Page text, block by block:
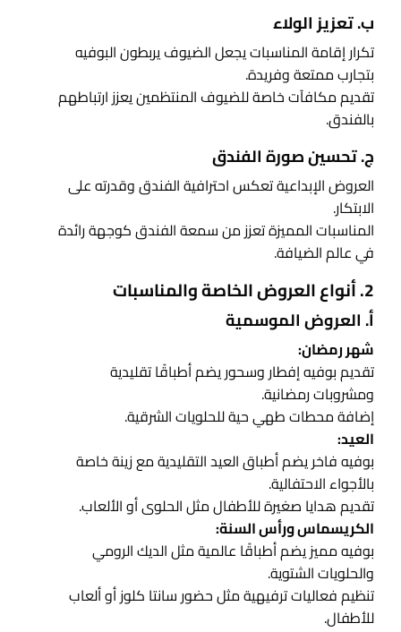
ب. تعزيز الولاء
تكرار إقامة المناسبات يجعل الضيوف يربطون البوفيه
بتجارب ممتعة وفريدة.
تقديم مكافآت خاصة للضيوف المنتظمين يعزز ارتباطهم
بالفندق.
ج. تحسين صورة الفندق
العروض الإبداعية تعكس احترافية الفندق وقدرته على
الابتكار.
المناسبات المميزة تعزز من سمعة الفندق كوجهة رائدة
في عالم الضيافة.
2. أنواع العروض الخاصة والمناسبات
أ. العروض الموسمية
شهر رمضان:
تقديم بوفيه إفطار وسحور يضم أطباقًا تقليدية
ومشروبات رمضانية.
إضافة محطات طهي حية للحلويات الشرقية.
العيد:
بوفيه فاخر يضم أطباق العيد التقليدية مع زينة خاصة
بالأجواء الاحتفالية.
تقديم هدايا صغيرة للأطفال مثل الحلوى أو الألعاب.
الكريسماس ورأس السنة:
بوفيه مميز يضم أطباقًا عالمية مثل الديك الرومي
والحلويات الشتوية.
تنظيم فعاليات ترفيهية مثل حضور سانتا كلوز أو ألعاب
للأطفال.